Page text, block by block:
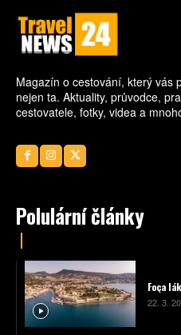
Magazín o cestování, který vás
nejen ta. Aktuality, průvodce,
cestovatele, fotky, videa a
Polulární články
Foça
22. 3.